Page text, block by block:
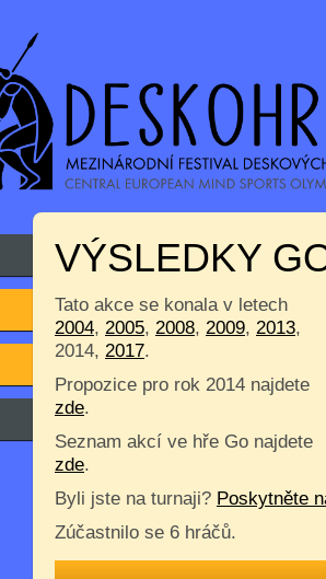
VÝSLEDKY
Tato akce se konala v letech
2004, 2005, 2008, 2009, 2013,
2014, 2017.
Propozice pro rok 2014 najdete
zde.
Seznam akcí ve hře Go najdete
zde.
Byli jste na turnaji? Poskytněte
Zúčastnilo se 6 hráčů.